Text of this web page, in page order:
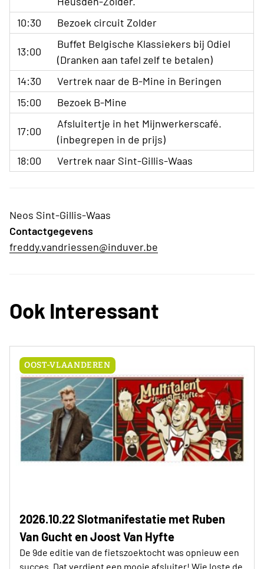
10:30
Bezoek circuit Zolder
13:00
Buffet Belgische Klassiekers bij Odiel
(Dranken aan tafel zelf te betalen)
14:30
Vertrek naar de B-Mine in Beringen
15:00
Bezoek B-Mine
17:00
Afsluitertje in het Mijnwerkerscafé.
(inbegrepen in de prijs)
18:00
Vertrek naar Sint-Gillis-Waas
Neos Sint-Gillis-Waas
Contactgegevens
freddy.vandriessen@induver.be
Ook Interessant
OOST-VLAANDEREN
2026.10.22 Slotmanifestatie met Ruben
Van Gucht en Joost Van Hyfte
De 9de editie van de fietszoektocht was opnieuw een
succes. Dat verdient een mooie afsluiter! Wie loste de